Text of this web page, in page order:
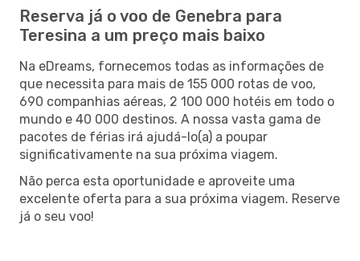
Reserva já o voo de Genebra para
Teresina a um preço mais baixo
Na eDreams, fornecemos todas as informações de
que necessita para mais de 155 000 rotas de voo,
690 companhias aéreas, 2 100 000 hotéis em todo o
mundo e 40 000 destinos. A nossa vasta gama de
pacotes de férias irá ajudá-lo(a) a poupar
significativamente na sua próxima viagem.
Não perca esta oportunidade e aproveite uma
excelente oferta para a sua próxima viagem. Reserve
já o seu voo!